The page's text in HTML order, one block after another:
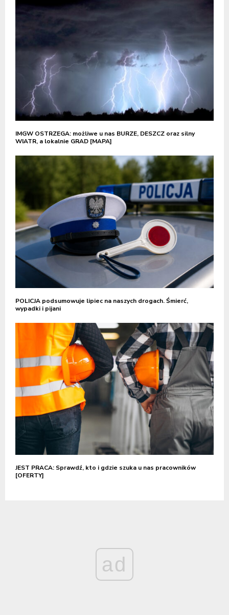
IMGW OSTRZEGA: możliwe u nas BURZE, DESZCZ oraz silny
WIATR, a lokalnie GRAD [MAPA]
POLICJA podsumowuje lipiec na naszych drogach. Śmierć,
wypadki i pijani
JEST PRACA: Sprawdź, kto i gdzie szuka u nas pracowników
[OFERTY]
ad